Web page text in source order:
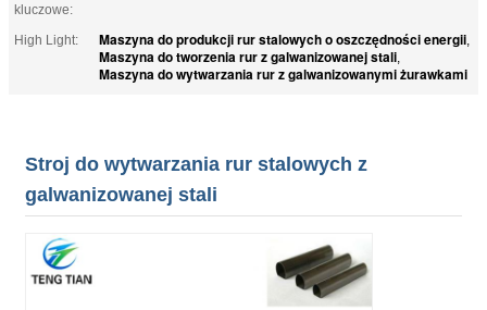
kluczowe:
High Light: Maszyna do produkcji rur stalowych o oszczędności energii,
Maszyna do tworzenia rur z galwanizowanej stali,
Maszyna do wytwarzania rur z galwanizowanymi żurawkami
Stroj do wytwarzania rur stalowych z
galwanizowanej stali